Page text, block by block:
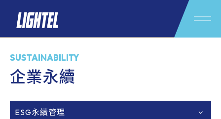
SUSTAINABILITY
企業永續
ESG永續管理